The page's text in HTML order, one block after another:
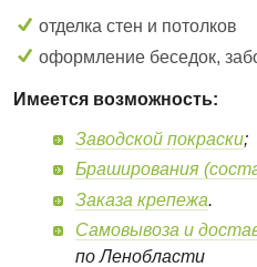
отделка стен и потолков
оформление беседок,
Имеется возможность:
Заводской покраски;
Браширования
Заказа крепежа.
Самовывоза и
по Ленобласти